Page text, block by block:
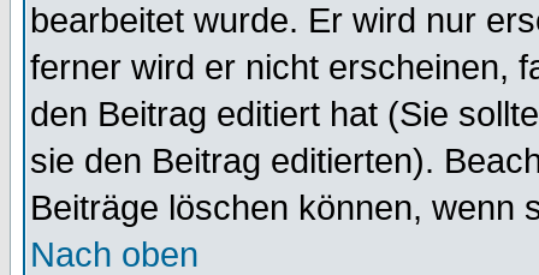
bearbeitet wurde. Er wird nur
ferner wird er nicht erscheinen,
den Beitrag editiert hat (Sie
sie den Beitrag editierten).
Beiträge löschen können, wenn
Nach oben